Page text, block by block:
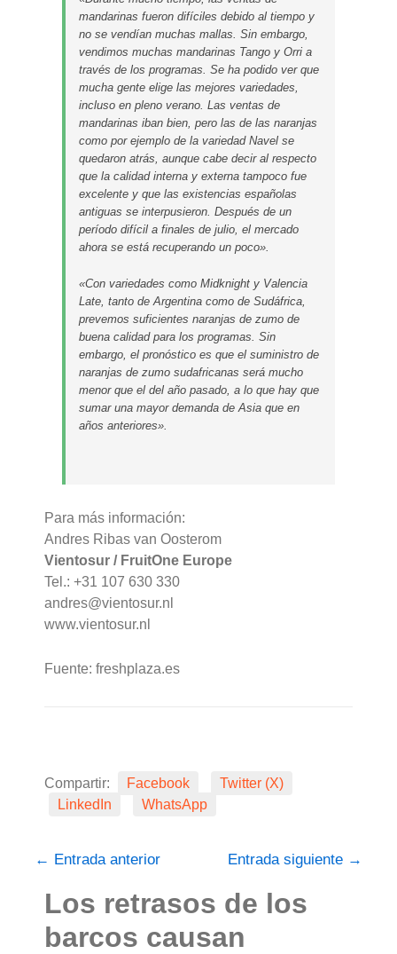
mandarinas fueron difíciles debido al tiempo y
no se vendían muchas mallas. Sin embargo,
vendimos muchas mandarinas Tango y Orri a
través de los programas. Se ha podido ver que
mucha gente elige las mejores variedades,
incluso en pleno verano. Las ventas de
mandarinas iban bien, pero las de las naranjas
como por ejemplo de la variedad Navel se
quedaron atrás, aunque cabe decir al respecto
que la calidad interna y externa tampoco fue
excelente y que las existencias españolas
antiguas se interpusieron. Después de un
período difícil a finales de julio, el mercado
ahora se está recuperando un poco».
«Con variedades como Midknight y Valencia
Late, tanto de Argentina como de Sudáfrica,
prevemos suficientes naranjas de zumo de
buena calidad para los programas. Sin
embargo, el pronóstico es que el suministro de
naranjas de zumo sudafricanas será mucho
menor que el del año pasado, a lo que hay que
sumar una mayor demanda de Asia que en
años anteriores».
Para más información:
Andres Ribas van Oosterom
Vientosur / FruitOne Europe
Tel.: +31 107 630 330
andres@vientosur.nl
www.vientosur.nl
Fuente: freshplaza.es
Compartir: Facebook
Twitter (X)
LinkedIn
WhatsApp
← Entrada anterior Entrada siguiente →
Los retrasos de los
barcos causan